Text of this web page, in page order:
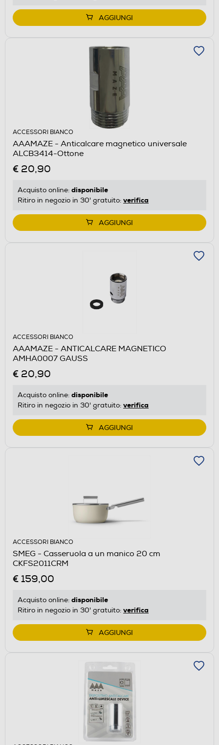
AGGIUNGI
ACCESSORI BIANCO
AAAMAZE - Anticalcare magnetico universale
ALCB3414-Ottone
€ 20,90
Acquisto online: disponibile
Ritiro in negozio in 30' gratuito: verifica
AGGIUNGI
ACCESSORI BIANCO
AAAMAZE - ANTICALCARE MAGNETICO
AMHA0007 GAUSS
€ 20,90
Acquisto online: disponibile
Ritiro in negozio in 30' gratuito: verifica
AGGIUNGI
ACCESSORI BIANCO
SMEG - Casseruola a un manico 20 cm
CKFS2011CRM
€ 159,00
Acquisto online: disponibile
Ritiro in negozio in 30' gratuito: verifica
AGGIUNGI